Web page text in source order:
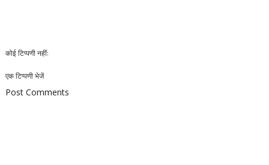
कोई टिप्पणी नहीं:
एक टिप्पणी भेजें
Post Comments